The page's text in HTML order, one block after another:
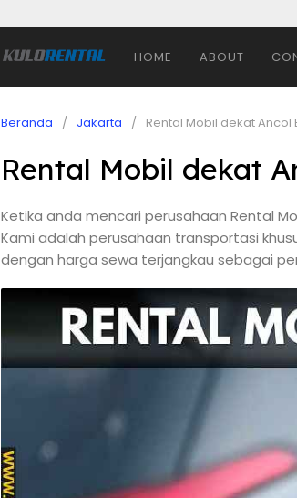
HOME ABOUT
Beranda Jakarta Rental Mobil dekat Ancol
Rental Mobil dekat
Ketika anda mencari perusahaan Rental
Kami adalah perusahaan transportasi
dengan harga sewa terjangkau sebagai